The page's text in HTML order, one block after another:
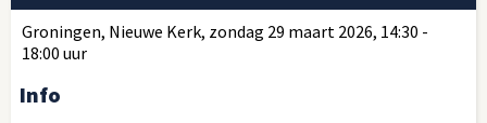
Groningen, Nieuwe Kerk, zondag 29 maart 2026, 14:30 -
18:00 uur
Info